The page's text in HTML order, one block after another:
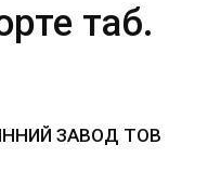
таб.
ЗАВОД ТОВ